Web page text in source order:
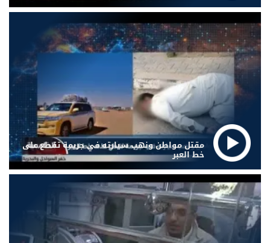
مقتل مواطن ونهب سيارته في جريمة تقطع على
خط العبر